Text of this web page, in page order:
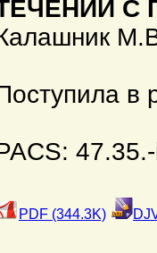
С
в
PDF (344.3K)